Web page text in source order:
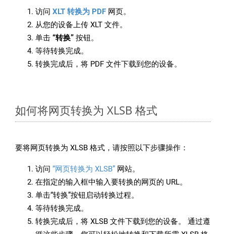
访问 XLT 转换为 PDF 网页。
从您的设备上传 XLT 文件。
单击 “转换” 按钮。
等待转换完成。
转换完成后，将 PDF 文件下载到您的设备。
如何将网页转换为 XLSB 格式
要将网页转换为 XLSB 格式，请按照以下步骤操作：
访问 “网页转换为 XLSB” 网站。
在指定的输入框中输入要转换的网页的 URL。
单击“转换”按钮启动转换过程。
等待转换完成。
转换完成后，将 XLSB 文件下载到您的设备。 通过遵